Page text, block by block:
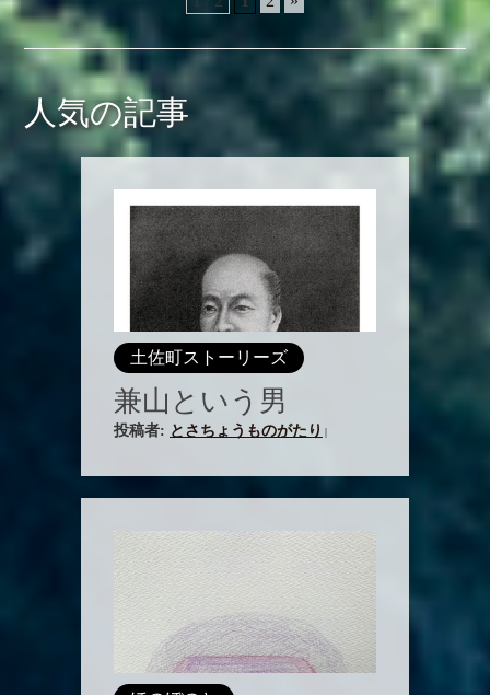
人気の記事
土佐町ストーリーズ
兼山という男
投稿者: とさちょうものがたり